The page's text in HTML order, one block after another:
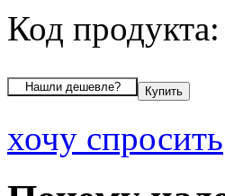
Код
хочу спросить